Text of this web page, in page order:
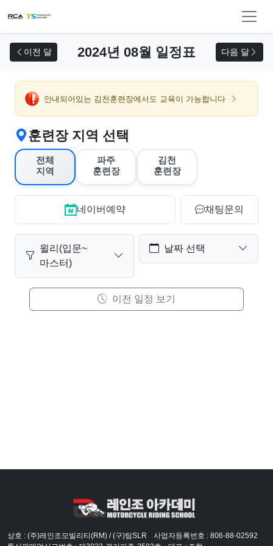
이전 달 2024년 08월 일정표 다음 달
안내되어있는 김천훈련장에서도 교육이 가능합니다
훈련장 지역 선택
전체
지역
파주
훈련장
김천
훈련장
네이버예약 채팅문의
윌리(입문~
마스터)
날짜 선택
이전 일정 보기
상호 : (주)레인조모빌리티(RM) / (구)팀SLR
사업자등록번호 : 806-88-02592